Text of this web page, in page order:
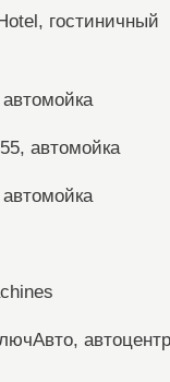
гостиничный
автомойка
автоцентр